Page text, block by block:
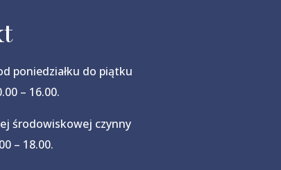
poniedziałku do piątku
– 16.00.
środowiskowej czynny
– 18.00.